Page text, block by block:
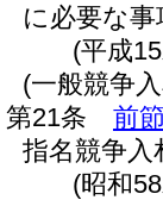
に必要な
(平成
(一般競争
第21条
前
指名競争
(昭和